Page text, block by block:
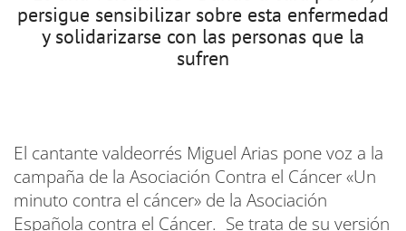
persigue sensibilizar sobre esta enfermedad
y solidarizarse con las personas que la
sufren
El cantante valdeorrés Miguel Arias pone voz a la
campaña de la Asociación Contra el Cáncer «Un
minuto contra el cáncer» de la Asociación
Española contra el Cáncer. Se trata de su versión